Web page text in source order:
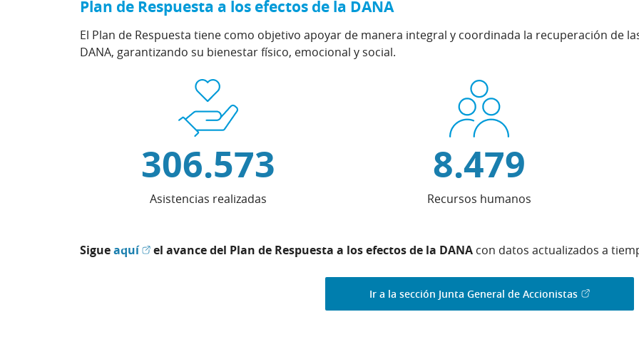
Plan de Respuesta a los efectos de la DANA
El Plan de Respuesta tiene como objetivo apoyar de manera integral y coordinada la recuperación de
DANA, garantizando su bienestar físico, emocional y social.
306.573
Asistencias realizadas
8.479
Recursos humanos
Sigueaquí(Abrir en ventana nueva)
el avance del Plan de Respuesta a los efectos de la DANA con datos actualizados a
Ir a la sección Junta General de Accionistas(Abrir en